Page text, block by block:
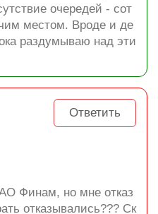
очередей - сот
местом. Вроде и де
раздумываю над эти
Ответить
Финам, но мне отказ
отказывались??? Ск